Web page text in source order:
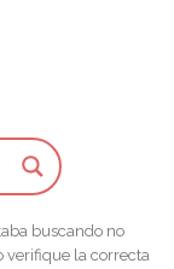
buscando no
verifique la correcta